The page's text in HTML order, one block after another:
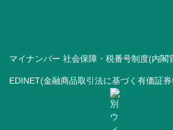
マイナンバー 社会保障・税番号制度(内閣
EDINET(金融商品取引法に基づく有価証